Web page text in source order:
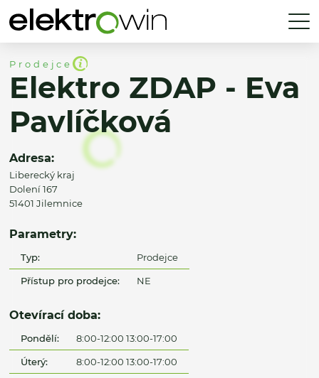
Prodejce
Elektro ZDAP - Eva
Pavlíčková
Adresa:
Liberecký kraj
Dolení 167
51401 Jilemnice
Parametry:
Typ: Prodejce
Přístup pro prodejce: NE
Otevírací doba:
Pondělí: 8:00-12:00 13:00-17:00
Úterý: 8:00-12:00 13:00-17:00